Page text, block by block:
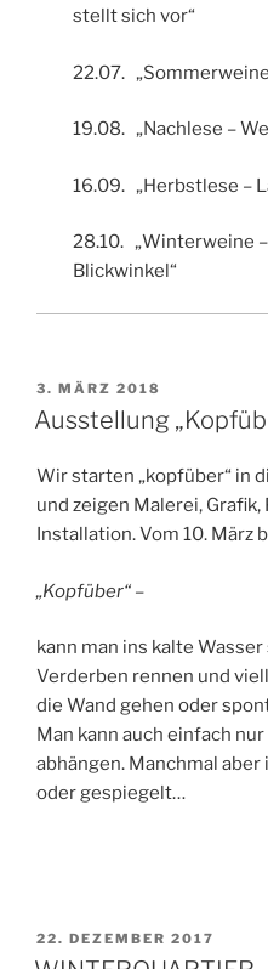
stellt sich vor“
22.07.
19.08. „Nachlese –
16.09. „Herbstlese –
28.10. „Winterweine
Blickwinkel“
VERÖFFENTLICHT
AM
3. MÄRZ 2018
Ausstellung
Wir starten „kopfüber“ in
und zeigen Malerei,
Installation. Vom 10. März
„Kopfüber“ –
kann man ins kalte
Verderben rennen und
die Wand gehen oder
Man kann auch einfach
abhängen. Manchmal
oder gespiegelt…
VERÖFFENTLICHT
AM
22. DEZEMBER 2017